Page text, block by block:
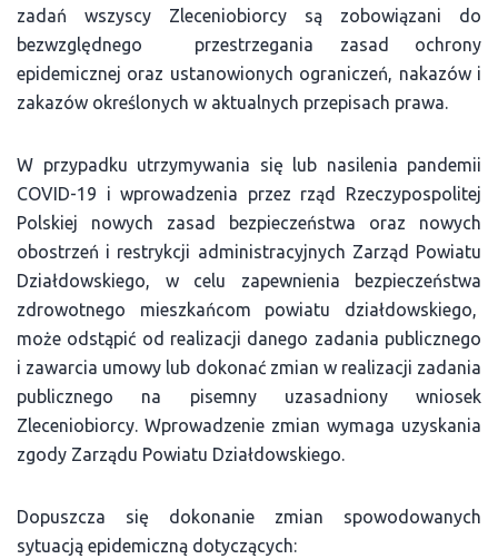
zadań wszyscy Zleceniobiorcy są zobowiązani do
bezwzględnego przestrzegania zasad ochrony
epidemicznej oraz ustanowionych ograniczeń, nakazów i
zakazów określonych w aktualnych przepisach prawa.
W przypadku utrzymywania się lub nasilenia pandemii
COVID-19 i wprowadzenia przez rząd Rzeczypospolitej
Polskiej nowych zasad bezpieczeństwa oraz nowych
obostrzeń i restrykcji administracyjnych Zarząd Powiatu
Działdowskiego, w celu zapewnienia bezpieczeństwa
zdrowotnego mieszkańcom powiatu działdowskiego,
może odstąpić od realizacji danego zadania publicznego
i zawarcia umowy lub dokonać zmian w realizacji zadania
publicznego na pisemny uzasadniony wniosek
Zleceniobiorcy. Wprowadzenie zmian wymaga uzyskania
zgody Zarządu Powiatu Działdowskiego.
Dopuszcza się dokonanie zmian spowodowanych
sytuacją epidemiczną dotyczących: